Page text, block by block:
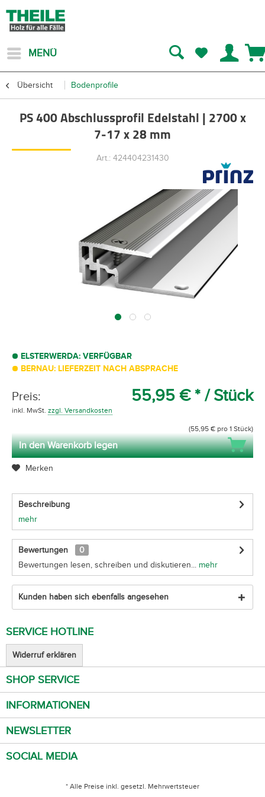
MENÜ
Übersicht Bodenprofile
PS 400 Abschlussprofil Edelstahl | 2700 x
7-17 x 28 mm
Art.: 424404231430
ELSTERWERDA: VERFÜGBAR
BERNAU: LIEFERZEIT NACH ABSPRACHE
Preis: 55,95 € * / Stück
inkl. MwSt. zzgl. Versandkosten
(55,95 € pro 1 Stück)
In den Warenkorb legen
Merken
Beschreibung
mehr
Bewertungen
0
Bewertungen lesen, schreiben und diskutieren... mehr
Kunden haben sich ebenfalls angesehen
SERVICE HOTLINE
Widerruf erklären
SHOP SERVICE
INFORMATIONEN
NEWSLETTER
SOCIAL MEDIA
* Alle Preise inkl. gesetzl. Mehrwertsteuer